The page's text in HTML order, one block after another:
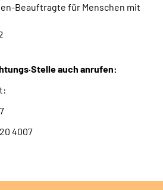
Beauftragte für Menschen mit
auch anrufen:
4007